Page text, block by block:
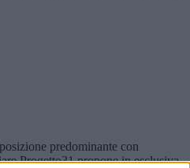
predominante con
Progetto31 propone in esclusiva